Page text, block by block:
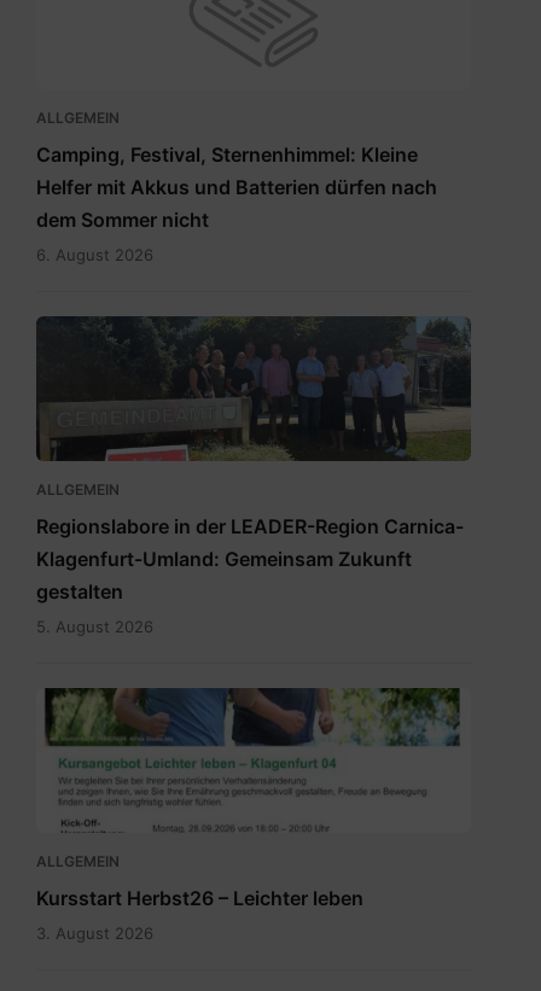
ALLGEMEIN
Camping, Festival, Sternenhimmel: Kleine
Helfer mit Akkus und Batterien dürfen nach
dem Sommer nicht
6. August 2026
RegionslaborSüdost.jpg
ALLGEMEIN
Regionslabore in der LEADER-Region Carnica-
Klagenfurt-Umland: Gemeinsam Zukunft
gestalten
5. August 2026
2026_Terminübersicht_A3_Leichter
leben_Herbst_Klagenfurt
04.pdf
ALLGEMEIN
Kursstart Herbst26 – Leichter leben
3. August 2026